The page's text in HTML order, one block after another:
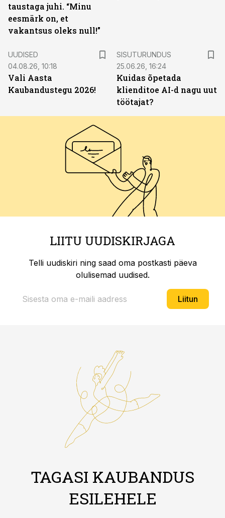
taustaga juhi. “Minu
eesmärk on, et
vakantsus oleks null!”
UUDISED
04.08.26, 10:18
Vali Aasta
Kaubandustegu 2026!
SISUTURUNDUS
25.06.26, 16:24
Kuidas õpetada
klienditoe AI-d nagu uut
töötajat?
LIITU UUDISKIRJAGA
Telli uudiskiri ning saad oma postkasti päeva
olulisemad uudised.
Liitun
TAGASI KAUBANDUS
ESILEHELE